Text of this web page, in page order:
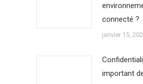
connecté ?
janvier 15,
important